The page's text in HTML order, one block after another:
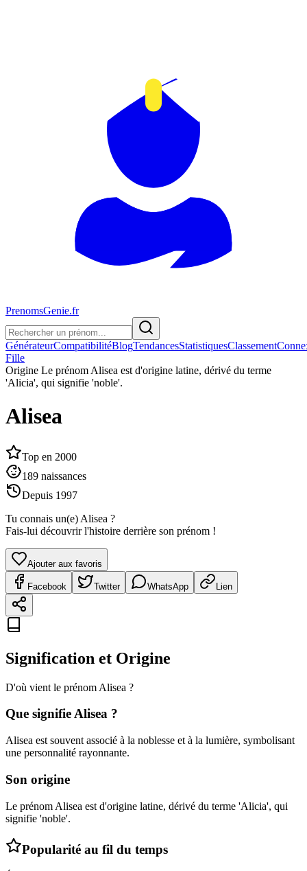
PrenomsGenie.fr
GénérateurCompatibilitéBlogTendancesStatistiquesClassement
Fille
Origine Le prénom Alisea est d'origine latine, dérivé du terme
'Alicia', qui signifie 'noble'.
Alisea
Top en 2000
189 naissances
Depuis 1997
Tu connais un(e) Alisea ?
Fais-lui découvrir l'histoire derrière son prénom !
Ajouter aux favoris
Facebook Twitter WhatsApp Lien
Signification et Origine
D'où vient le prénom Alisea ?
Que signifieAlisea ?
Alisea est souvent associé à la noblesse et à la lumière, symbolisant
une personnalité rayonnante.
Son origine
Le prénom Alisea est d'origine latine, dérivé du terme 'Alicia', qui
signifie 'noble'.
Popularité au fil du temps